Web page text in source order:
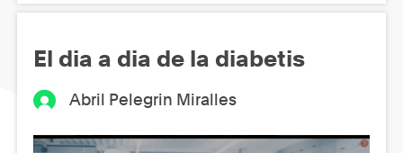
El dia a dia de la diabetis
Abril Pelegrin Miralles